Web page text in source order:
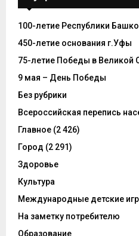
100-летие Республики
450-летие основания г.Уфы
75-летие Победы в Великой
9 мая – День Победы
Без рубрики
Всероссийская перепись
Главное (2 426)
Город (2 291)
Здоровье
Культура
Международные детские
На заметку потребителю
Образование